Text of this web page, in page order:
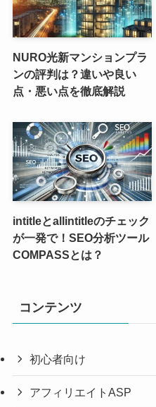
NURO光新マンションプラ
ンの評判は？違いや良い
点・悪い点を徹底解説
intitleとallintitleのチェック
が一発で！SEO分析ツール
COMPASSとは？
コンテンツ
初心者向け
アフィリエイトASP